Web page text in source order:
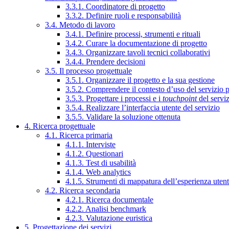
3.3.1. Coordinatore di progetto
3.3.2. Definire ruoli e responsabilità
3.4. Metodo di lavoro
3.4.1. Definire processi, strumenti e rituali
3.4.2. Curare la documentazione di progetto
3.4.3. Organizzare tavoli tecnici collaborativi
3.4.4. Prendere decisioni
3.5. Il processo progettuale
3.5.1. Organizzare il progetto e la sua gestione
3.5.2. Comprendere il contesto d’uso del servizio
3.5.3. Progettare i processi e i touchpointdel
3.5.4. Realizzare l’interfaccia utente del servizio
3.5.5. Validare la soluzione ottenuta
4. Ricerca progettuale
4.1. Ricerca primaria
4.1.1. Interviste
4.1.2. Questionari
4.1.3. Test di usabilità
4.1.4. Web analytics
4.1.5. Strumenti di mappatura dell’esperienza
4.2. Ricerca secondaria
4.2.1. Ricerca documentale
4.2.2. Analisi benchmark
4.2.3. Valutazione euristica
5. Progettazione dei servizi